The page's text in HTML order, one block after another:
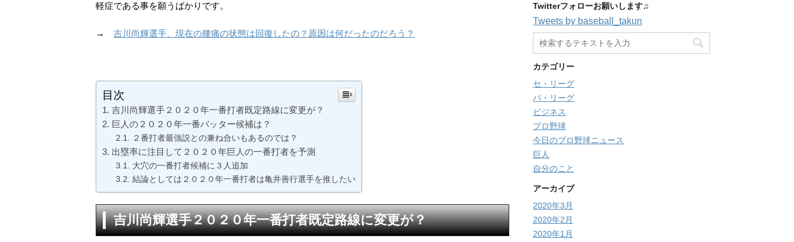
軽症である事を願うばかりです。
→ 吉川尚輝選手、現在の腰痛の状態は回復したの？原因は何だったのだろう？
目次
吉川尚輝選手２０２０年一番打者既定路線に変更が？
巨人の２０２０年一番バッター候補は？
２番打者最強説との兼ね合いもあるのでは？
出塁率に注目して２０２０年巨人の一番打者を予測
大穴の一番打者候補に３人追加
結論としては２０２０年一番打者は亀井善行選手を推したい
吉川尚輝選手２０２０年一番打者既定路線に変更が？
Twitterフォローお願いします♫
Tweets by baseball_takun
カテゴリー
セ・リーグ
パ・リーグ
ビジネス
プロ野球
今日のプロ野球ニュース
巨人
自分のこと
アーカイブ
2020年3月
2020年2月
2020年1月